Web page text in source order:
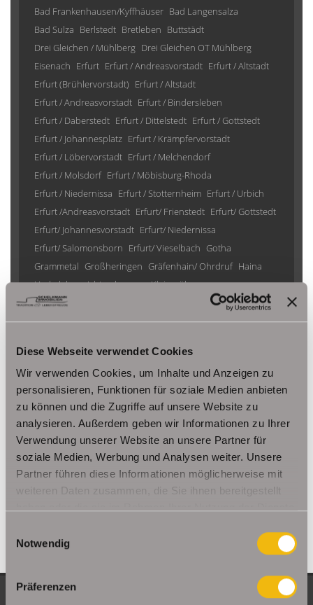
Diese Webseite verwendet Cookies
Wir verwenden Cookies, um Inhalte und Anzeigen zu
personalisieren, Funktionen für soziale Medien anbieten
zu können und die Zugriffe auf unsere Website zu
analysieren. Außerdem geben wir Informationen zu Ihrer
Verwendung unserer Website an unsere Partner für
soziale Medien, Werbung und Analysen weiter. Unsere
Partner führen diese Informationen möglicherweise mit
weiteren Daten zusammen, die Sie ihnen bereitgestellt
Notwendig
Präferenzen
Bad Frankenhausen/Kyffhäuser Bad Langensalza
Bad Sulza Berlstedt Bretleben Buttstädt
Drei Gleichen / Mühlberg Drei Gleichen OT Mühlberg
Eisenach Erfurt Erfurt / Andreasvorstadt Erfurt / Altstadt
Erfurt (Brühlervorstadt) Erfurt / Altstadt
Erfurt / Andreasvorstadt Erfurt / Bindersleben
Erfurt / Daberstedt Erfurt / Dittelstedt Erfurt / Gottstedt
Erfurt / Johannesplatz Erfurt / Krämpfervorstadt
Erfurt / Löbervorstadt Erfurt / Melchendorf
Erfurt / Molsdorf Erfurt / Möbisburg-Rhoda
Erfurt / Niedernissa Erfurt / Stotternheim Erfurt / Urbich
Erfurt /Andreasvorstadt Erfurt/ Frienstedt Erfurt/ Gottstedt
Erfurt/ Johannesvorstadt Erfurt/ Niedernissa
Erfurt/ Salomonsborn Erfurt/ Vieselbach Gotha
Grammetal Großheringen Gräfenhain/ Ohrdruf Haina
Herbsleben Ichtershausen Kleinmölsen
Kutzleben / Lützensömmern
Nesse- Apfelstädt / Kornhochheim Nohra Oberhof
Saalfeld/Saale / Remschütz Steinbach-Hallenberg/ Viernau
Tonna / Gräfentonna Udestedt
Unstrut- Hainich /Großengottern Weimar / Legefeld
Immo Am Ettersberg Haus Am Ettersberg Häuser Am Ettersberg
kaufen Am Ettersberg
Hauskauf Am Ettersberg
Immobilienkauf Am
Ettersberg
Einfamilienhaus Am Ettersberg
Einfamilienhäuser Am